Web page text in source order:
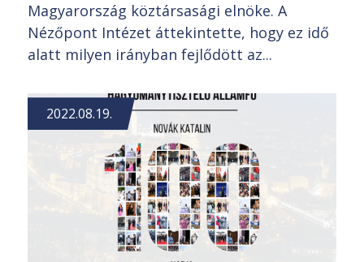
Magyarország köztársasági elnöke. A
Nézőpont Intézet áttekintette, hogy ez idő
alatt milyen irányban fejlődött az...
2022.08.19.